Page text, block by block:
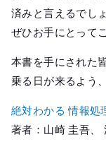
済みと言えるでし
ぜひお手にとって
本書を手にされた
乗る日が来るよう
絶対わかる 情報処
著者：山崎 圭吾、